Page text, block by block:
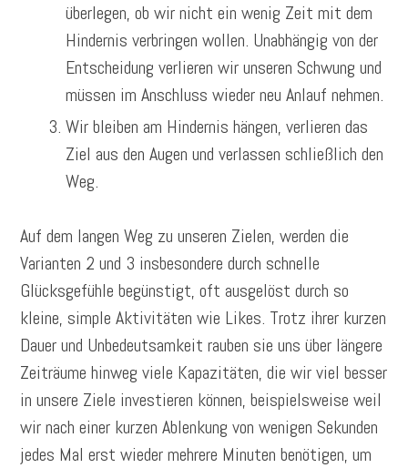
überlegen, ob wir nicht ein wenig Zeit mit dem
Hindernis verbringen wollen. Unabhängig von der
Entscheidung verlieren wir unseren Schwung und
müssen im Anschluss wieder neu Anlauf nehmen.
Wir bleiben am Hindernis hängen, verlieren das
Ziel aus den Augen und verlassen schließlich den
Weg.
Auf dem langen Weg zu unseren Zielen, werden die
Varianten 2 und 3 insbesondere durch schnelle
Glücksgefühle begünstigt, oft ausgelöst durch so
kleine, simple Aktivitäten wie Likes. Trotz ihrer kurzen
Dauer und Unbedeutsamkeit rauben sie uns über längere
Zeiträume hinweg viele Kapazitäten, die wir viel besser
in unsere Ziele investieren können, beispielsweise weil
wir nach einer kurzen Ablenkung von wenigen Sekunden
jedes Mal erst wieder mehrere Minuten benötigen, um